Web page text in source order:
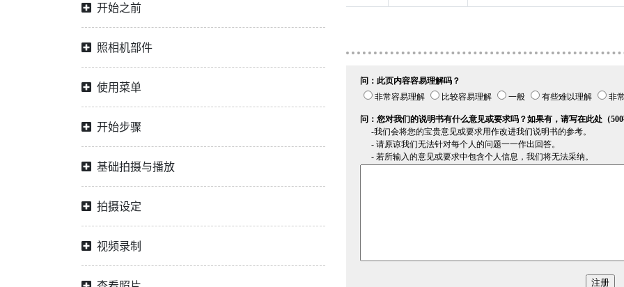
开始之前
照相机部件
使用菜单
开始步骤
基础拍摄与播放
拍摄设定
视频录制